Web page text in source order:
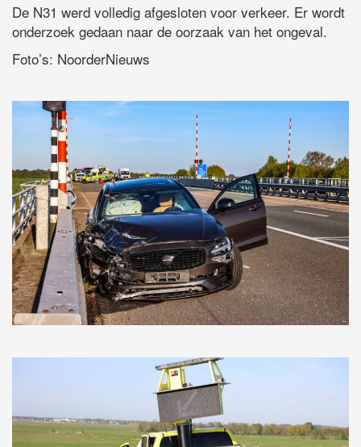
De N31 werd volledig afgesloten voor verkeer. Er wordt
onderzoek gedaan naar de oorzaak van het ongeval.
Foto’s: NoorderNieuws